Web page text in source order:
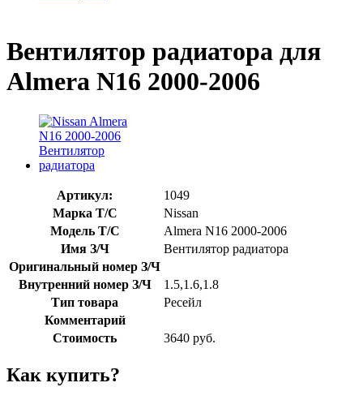
Вентилятор радиатора для
Almera N16 2000-2006
Артикул:
1049
Марка Т/С
Nissan
Модель Т/С
Almera N16 2000-2006
Имя З/Ч
Вентилятор радиатора
Оригинальный номер З/Ч
Внутренний номер З/Ч
1.5,1.6,1.8
Тип товара
Ресейл
Комментарий
Стоимость
3640 руб.
Как купить?